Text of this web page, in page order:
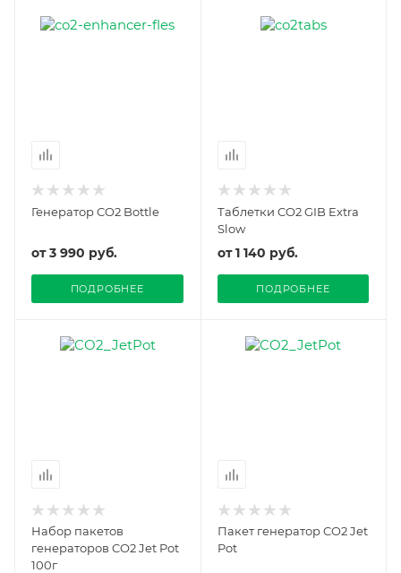
Генератор CO2 Bottle
от3 990 руб.
ПОДРОБНЕЕ
Таблетки CO2 GIB Extra
Slow
от1 140 руб.
ПОДРОБНЕЕ
Набор пакетов
генераторов CO2 Jet Pot
100г
Пакет генератор CO2 Jet
Pot